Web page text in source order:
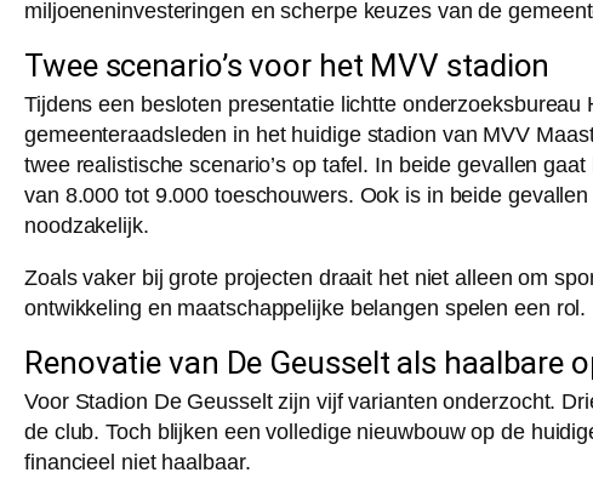
miljoeneninvesteringen en scherpe keuzes van de
Twee scenario’s voor het MVV stadion
Tijdens een besloten presentatie lichtte onderzoeksbureau
gemeenteraadsleden in het huidige stadion van MVV
twee realistische scenario’s op tafel. In beide gevallen
van 8.000 tot 9.000 toeschouwers. Ook is in beide
noodzakelijk.
Zoals vaker bij grote projecten draait het niet alleen om
ontwikkeling en maatschappelijke belangen spelen een rol.
Renovatie van De Geusselt als haalbare
Voor Stadion De Geusselt zijn vijf varianten onderzocht.
de club. Toch blijken een volledige nieuwbouw op de
financieel niet haalbaar.